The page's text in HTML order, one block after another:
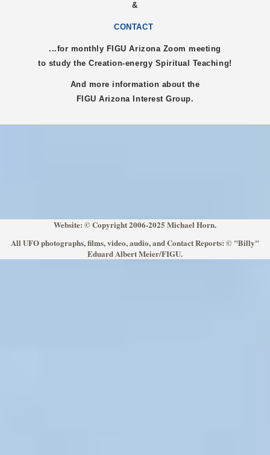
&
CONTACT
...for monthly FIGUArizona Zoom meeting
to study the Creation-energy Spiritual Teaching!
And more information about the
FIGUArizonaInterest Group.
Website: © Copyright 2006-2025 Michael Horn.
All UFO photographs, films, video, audio, and Contact Reports: © "Billy"
Eduard Albert Meier/FIGU.